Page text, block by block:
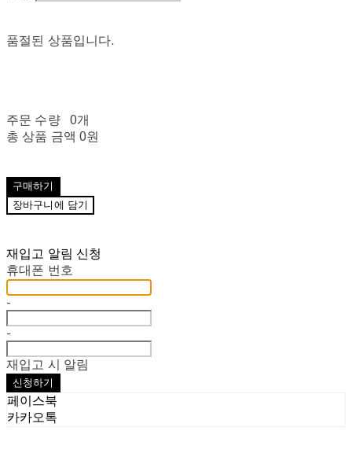
품절된 상품입니다.
주문 수량
0개
총 상품 금액 0원
구매하기
장바구니에 담기
재입고 알림 신청
휴대폰 번호
-
-
재입고 시 알림
신청하기
페이스북
카카오톡